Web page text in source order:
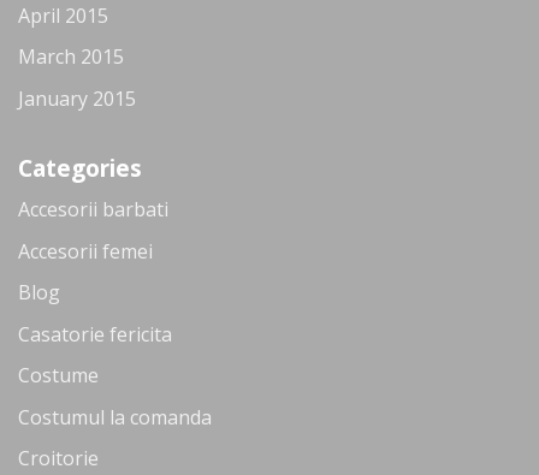
April 2015
March 2015
January 2015
Categories
Accesorii barbati
Accesorii femei
Blog
Casatorie fericita
Costume
Costumul la comanda
Croitorie